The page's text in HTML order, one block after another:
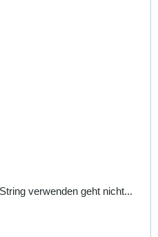
verwenden geht nicht...